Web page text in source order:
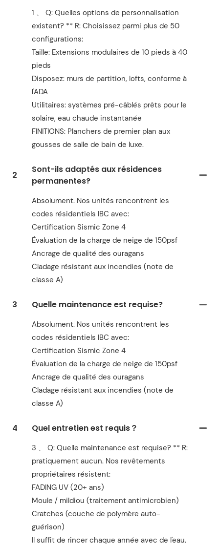
1 、 Q: Quelles options de personnalisation
existent? ** R: Choisissez parmi plus de 50
configurations:
Taille: Extensions modulaires de 10 pieds à 40
pieds
Disposez: murs de partition, lofts, conforme à
l'ADA
Utilitaires: systèmes pré-câblés prêts pour le
solaire, eau chaude instantanée
FINITIONS: Planchers de premier plan aux
gousses de salle de bain de luxe.
2
Sont-ils adaptés aux résidences
permanentes?
Absolument. Nos unités rencontrent les
codes résidentiels IBC avec:
Certification Sismic Zone 4
Évaluation de la charge de neige de 150psf
Ancrage de qualité des ouragans
Cladage résistant aux incendies (note de
classe A)
3 Quelle maintenance est requise?
Absolument. Nos unités rencontrent les
codes résidentiels IBC avec:
Certification Sismic Zone 4
Évaluation de la charge de neige de 150psf
Ancrage de qualité des ouragans
Cladage résistant aux incendies (note de
classe A)
4 Quel entretien est requis？
3 、 Q: Quelle maintenance est requise? ** R:
pratiquement aucun. Nos revêtements
propriétaires résistent:
FADING UV (20+ ans)
Moule / mildiou (traitement antimicrobien)
Cratches (couche de polymère auto-
guérison)
Il suffit de rincer chaque année avec de l'eau.